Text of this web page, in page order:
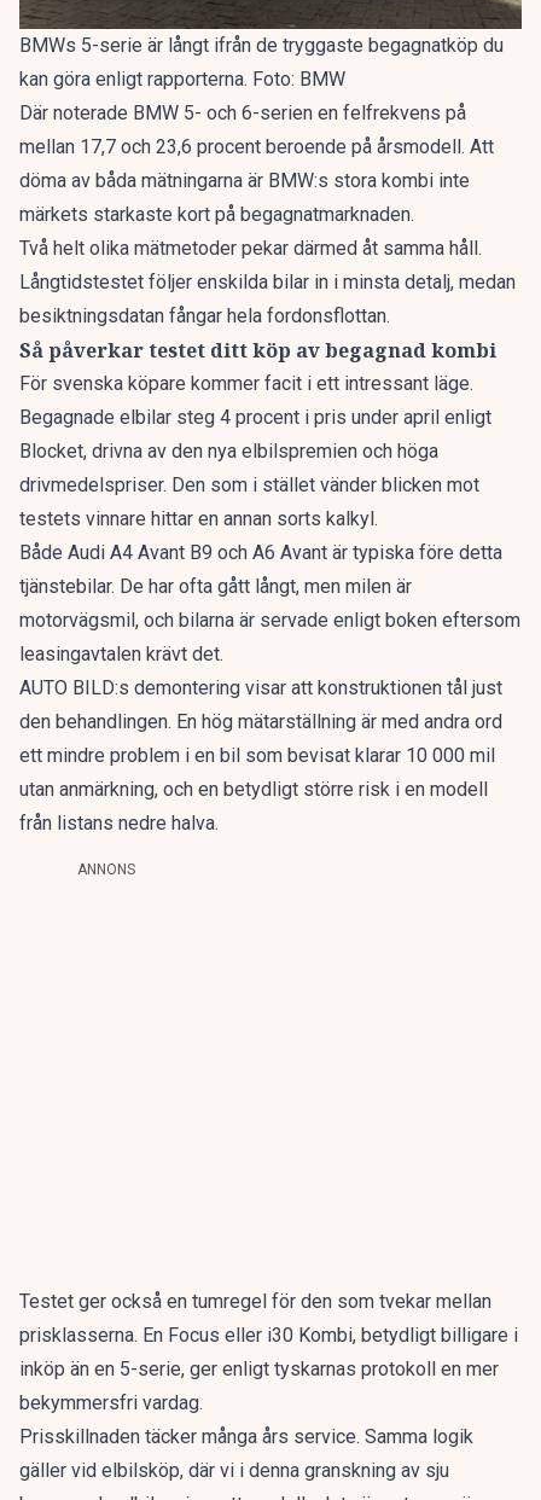
BMWs 5-serie är långt ifrån de tryggaste begagnatköp du
kan göra enligt rapporterna. Foto: BMW
Där noterade BMW 5- och 6-serien en felfrekvens på
mellan 17,7 och 23,6 procent beroende på årsmodell. Att
döma av båda mätningarna är BMW:s stora kombi inte
märkets starkaste kort på begagnatmarknaden.
Två helt olika mätmetoder pekar därmed åt samma håll.
Långtidstestet följer enskilda bilar in i minsta detalj, medan
besiktningsdatan fångar hela fordonsflottan.
Så påverkar testet ditt köp av begagnad kombi
För svenska köpare kommer facit i ett intressant läge.
Begagnade elbilar steg 4 procent i pris under april enligt
Blocket, drivna av den nya elbilspremien och höga
drivmedelspriser. Den som i stället vänder blicken mot
testets vinnare hittar en annan sorts kalkyl.
Både Audi A4 Avant B9 och A6 Avant är typiska före detta
tjänstebilar. De har ofta gått långt, men milen är
motorvägsmil, och bilarna är servade enligt boken eftersom
leasingavtalen krävt det.
AUTO BILD:s demontering visar att konstruktionen tål just
den behandlingen. En hög mätarställning är med andra ord
ett mindre problem i en bil som bevisat klarar 10 000 mil
utan anmärkning, och en betydligt större risk i en modell
från listans nedre halva.
ANNONS
Testet ger också en tumregel för den som tvekar mellan
prisklasserna. En Focus eller i30 Kombi, betydligt billigare i
inköp än en 5-serie, ger enligt tyskarnas protokoll en mer
bekymmersfri vardag.
Prisskillnaden täcker många års service. Samma logik
gäller vid elbilsköp, där vi i denna granskning av sju